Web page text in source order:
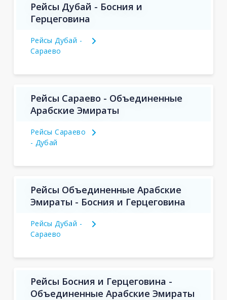
Рейсы Дубай - Босния и
Герцеговина
Рейсы Дубай -
Сараево
Рейсы Сараево - Объединенные
Арабские Эмираты
Рейсы Сараево
- Дубай
Рейсы Объединенные Арабские
Эмираты - Босния и Герцеговина
Рейсы Дубай -
Сараево
Рейсы Босния и Герцеговина -
Объединенные Арабские Эмираты